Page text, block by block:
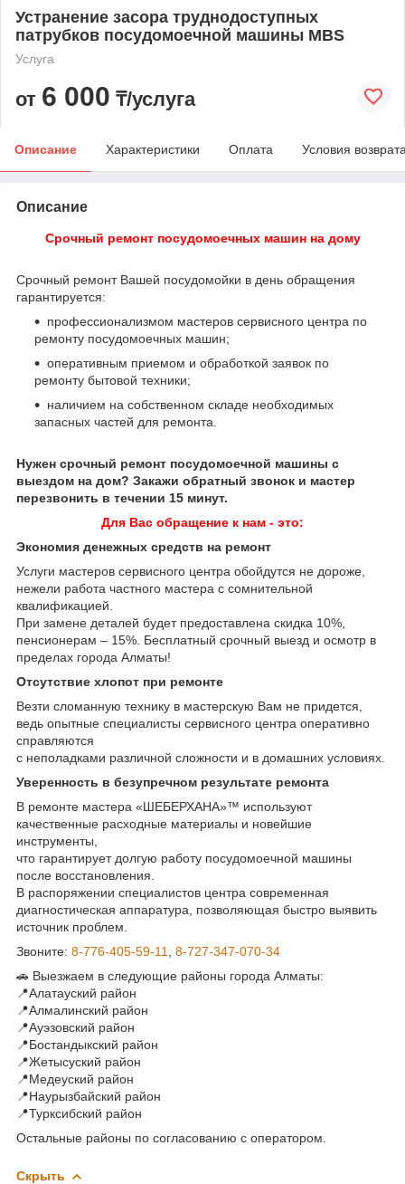
Устранение засора труднодоступных
патрубков посудомоечной машины MBS
Услуга
от 6 000 ₸/услуга
Описание Характеристики Оплата Условия
Описание
Срочный ремонт посудомоечных машин на дому
Срочный ремонт Вашей посудомойки в день обращения
гарантируется:
профессионализмом мастеров сервисного центра по
ремонту посудомоечных машин;
оперативным приемом и обработкой заявок по
ремонту бытовой техники;
наличием на собственном складе необходимых
запасных частей для ремонта.
Нужен срочный ремонт посудомоечной машины с
выездом на дом? Закажи обратный звонок и мастер
перезвонить в течении 15 минут.
Для Вас обращение к нам - это:
Экономия денежных средств на ремонт
Услуги мастеров сервисного центра обойдутся не дороже,
нежели работа частного мастера с сомнительной
квалификацией.
При замене деталей будет предоставлена скидка 10%,
пенсионерам – 15%. Бесплатный срочный выезд и осмотр в
пределах города Алматы!
Отсутствие хлопот при ремонте
Везти сломанную технику в мастерскую Вам не придется,
ведь опытные специалисты сервисного центра оперативно
справляются
с неполадками различной сложности и в домашних условиях.
Уверенность в безупречном результате ремонта
В ремонте мастера «ШЕБЕРХАНА»™ используют
качественные расходные материалы и новейшие
инструменты,
что гарантирует долгую работу посудомоечной машины
после восстановления.
В распоряжении специалистов центра современная
диагностическая аппаратура, позволяющая быстро выявить
источник проблем.
Звоните: 8-776-405-59-11
8-727-347-070-34
🚗 Выезжаем в следующие районы города Алматы:
📍Алатауский район
📍Алмалинский район
📍Ауэзовский район
📍Бостандыкский район
📍Жетысуский район
📍Медеуский район
📍Наурызбайский район
📍Турксибский район
Остальные районы по согласованию с оператором.
Скрыть